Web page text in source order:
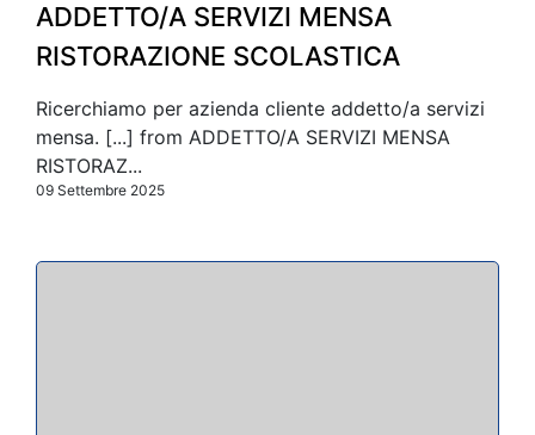
ADDETTO/A SERVIZI MENSA
RISTORAZIONE SCOLASTICA
Ricerchiamo per azienda cliente addetto/a servizi
mensa. [...] from ADDETTO/A SERVIZI MENSA
RISTORAZ...
09 Settembre 2025